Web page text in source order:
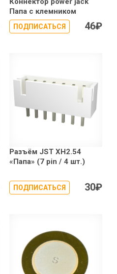
Папа с клемником
ПОДПИСАТЬСЯ 46₽
Разъём JST XH2.54
«Папа» (7 pin / 4 шт.)
ПОДПИСАТЬСЯ 30₽